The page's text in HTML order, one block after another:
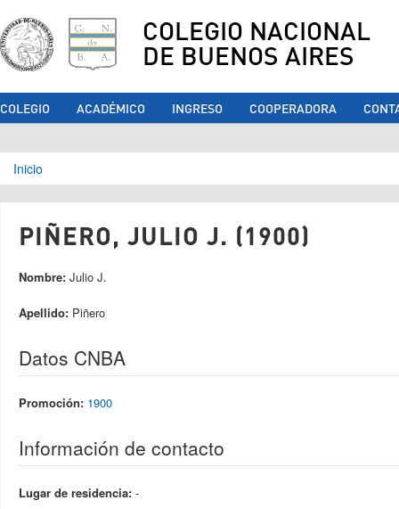
COLEGIO NACIONAL
DE BUENOS AIRES
COLEGIO ACADÉMICO INGRESO COOPERADORA
Se encuentra usted aquí
Inicio
PIÑERO, JULIO J. (1900)
Nombre: Julio J.
Apellido: Piñero
Datos CNBA
Promoción: 1900
Información de contacto
Lugar de residencia: -